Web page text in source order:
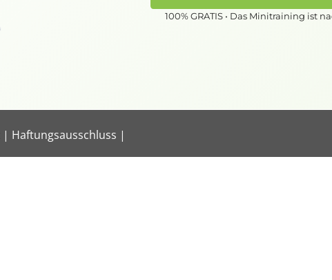
100% GRATIS • Das Minitraining ist
| Haftungsausschluss |